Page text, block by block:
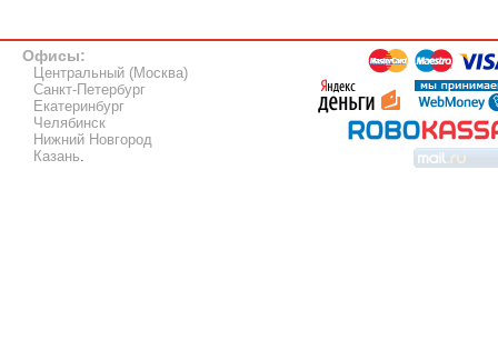
Офисы:
Центральный (Москва)
Санкт-Петербург
Екатеринбург
Челябинск
Нижний Новгород
Казань.